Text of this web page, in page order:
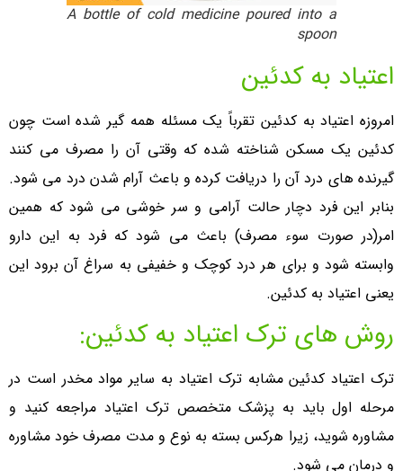
A bottle of cold medicine poured into a
spoon
اعتیاد به کدئین
امروزه اعتیاد به کدئین تقرباً یک مسئله همه گیر شده است چون
کدئین یک مسکن شناخته شده که وقتی آن را مصرف می کنند
گیرنده های درد آن را دریافت کرده و باعث آرام شدن درد می شود.
بنابر این فرد دچار حالت آرامی و سر خوشی می شود که همین
امر(در صورت سوء مصرف) باعث می شود که فرد به این دارو
وابسته شود و برای هر درد کوچک و خفیفی به سراغ آن برود این
یعنی اعتیاد به کدئین.
روش های ترک اعتیاد به کدئین:
ترک اعتیاد کدئین مشابه ترک اعتیاد به سایر مواد مخدر است در
مرحله اول باید به پزشک متخصص ترک اعتیاد مراجعه کنید و
مشاوره شوید، زیرا هرکس بسته به نوع و مدت مصرف خود مشاوره
و درمان می شود.